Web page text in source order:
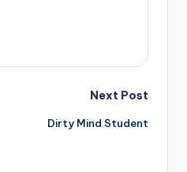
Next Post
Dirty Mind Student